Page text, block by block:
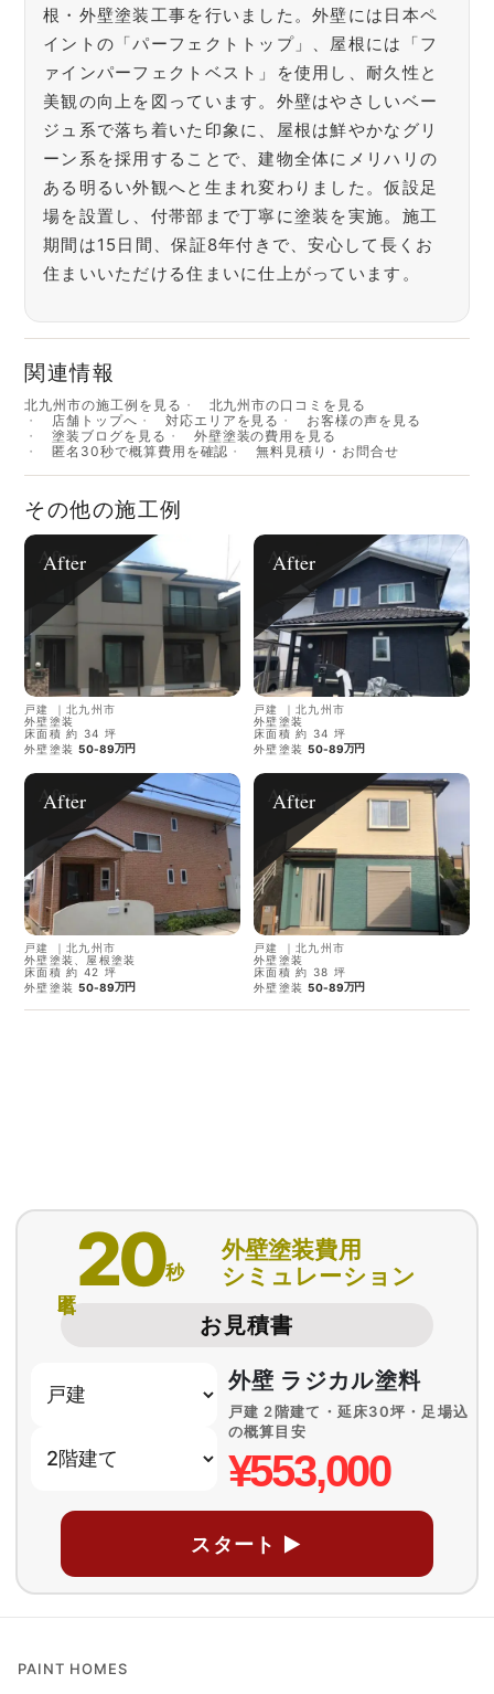
根・外壁塗装工事を行いました。外壁には日本ペ
イントの「パーフェクトトップ」、屋根には「フ
ァインパーフェクトベスト」を使用し、耐久性と
美観の向上を図っています。外壁はやさしいベー
ジュ系で落ち着いた印象に、屋根は鮮やかなグリ
ーン系を採用することで、建物全体にメリハリの
ある明るい外観へと生まれ変わりました。仮設足
場を設置し、付帯部まで丁寧に塗装を実施。施工
期間は15日間、保証8年付きで、安心して長くお
住まいいただける住まいに仕上がっています。
関連情報
北九州市の施工例を見る
北九州市の口コミを見る
店舗トップへ
対応エリアを見る
お客様の声を見る
塗装ブログを見る
外壁塗装の費用を見る
匿名30秒で概算費用を確認
無料見積り・お問合せ
その他の施工例
After
戸建 ｜北九州市
外壁塗装
床面積 約 34 坪
外壁塗装 50-89万円
After
戸建 ｜北九州市
外壁塗装
床面積 約 34 坪
外壁塗装 50-89万円
After
戸建 ｜北九州市
外壁塗装、屋根塗装
床面積 約 42 坪
外壁塗装 50-89万円
After
戸建 ｜北九州市
外壁塗装
床面積 約 38 坪
外壁塗装 50-89万円
20秒
外壁塗装費用
シミュレーション
お見積書
外壁 ラジカル塗料
戸建 2階建て・延床30坪・足場込
の概算目安
¥553,000
スタート ▶
PAINT HOMES